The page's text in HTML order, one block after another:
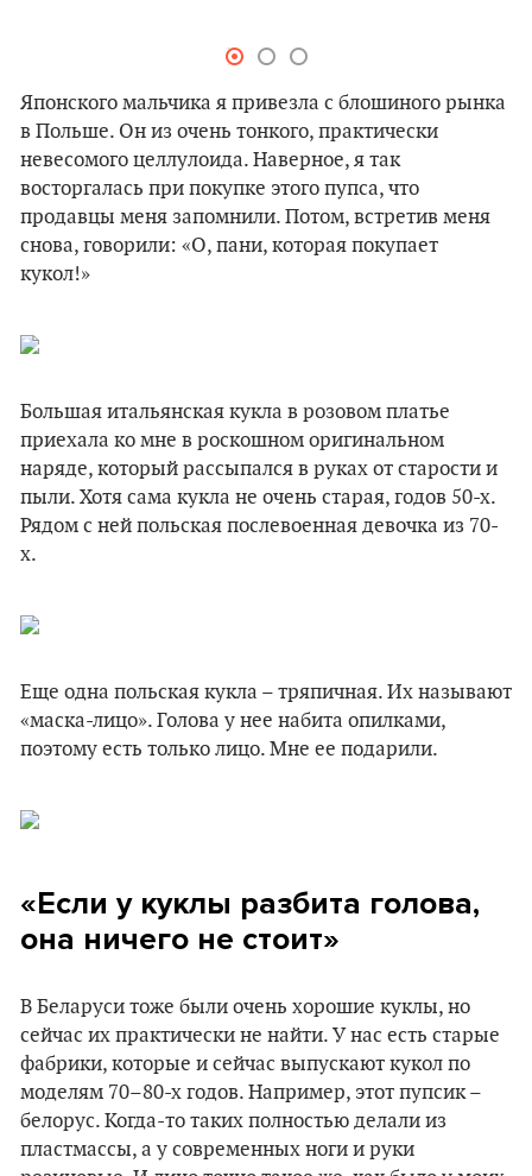
Японского мальчика я привезла с блошиного рынка
в Польше. Он из очень тонкого, практически
невесомого целлулоида. Наверное, я так
восторгалась при покупке этого пупса, что
продавцы меня запомнили. Потом, встретив меня
снова, говорили: «О, пани, которая покупает
кукол!»
Большая итальянская кукла в розовом платье
приехала ко мне в роскошном оригинальном
наряде, который рассыпался в руках от старости и
пыли. Хотя сама кукла не очень старая, годов 50-х.
Рядом с ней польская послевоенная девочка из 70-
х.
Еще одна польская кукла – тряпичная. Их называют
«маска-лицо». Голова у нее набита опилками,
поэтому есть только лицо. Мне ее подарили.
«Если у куклы разбита голова,
она ничего не стоит»
В Беларуси тоже были очень хорошие куклы, но
сейчас их практически не найти. У нас есть старые
фабрики, которые и сейчас выпускают кукол по
моделям 70–80-х годов. Например, этот пупсик –
белорус. Когда-то таких полностью делали из
пластмассы, а у современных ноги и руки